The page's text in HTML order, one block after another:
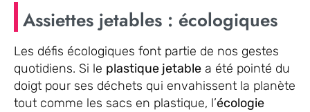
Assiettes jetables : écologiques
Les défis écologiques font partie de nos gestes
quotidiens. Si le plastique jetable a été pointé du
doigt pour ses déchets qui envahissent la planète
tout comme les sacs en plastique, l’écologie